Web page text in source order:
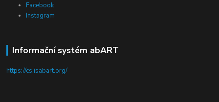
Facebook
Instagram
Informační systém abART
https://cs.isabart.org/